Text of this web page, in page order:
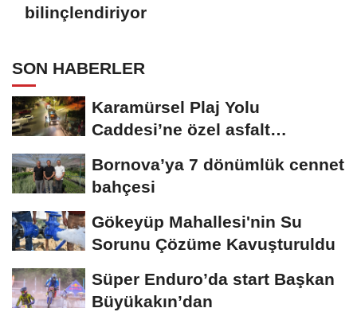
bilinçlendiriyor
SON HABERLER
Karamürsel Plaj Yolu
Caddesi’ne özel asfalt
Bornova’ya 7 dönümlük cennet
bahçesi
Gökeyüp Mahallesi'nin Su
Sorunu Çözüme Kavuşturuldu
Süper Enduro’da start Başkan
Büyükakın’dan